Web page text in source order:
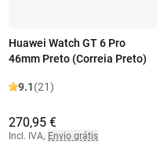
Huawei Watch GT 6 Pro
46mm Preto (Correia Preto)
9.1(21)
270,95 €
Incl. IVA, Envio grátis